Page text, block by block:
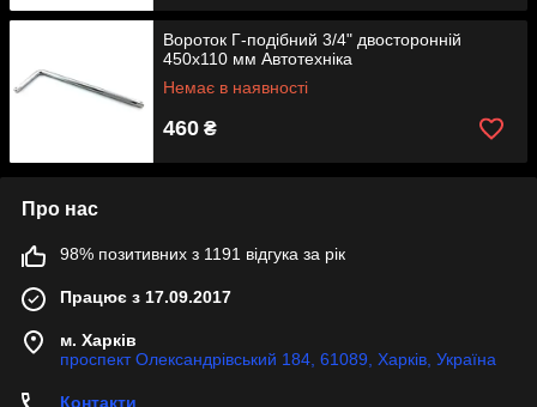
Вороток Г-подібний 3/4" двосторонній
450х110 мм Автотехніка
Немає в наявності
460 ₴
Про нас
98% позитивних з 1191 відгука за рік
Працює з 17.09.2017
м. Харків
проспект Олександрівський 184, 61089, Харків, Україна
Контакти